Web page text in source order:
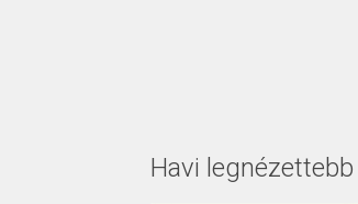
Havi legnézettebb